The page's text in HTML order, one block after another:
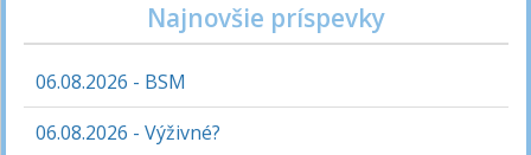
Najnovšie príspevky
06.08.2026 - BSM
06.08.2026 - Výživné?